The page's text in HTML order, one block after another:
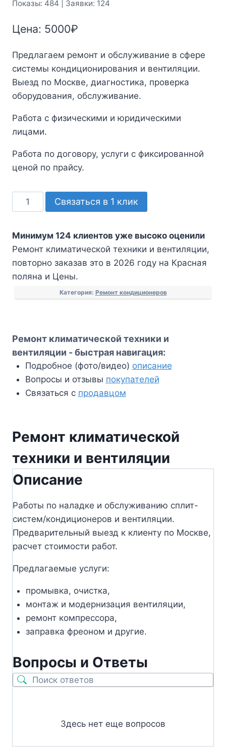
Показы: 484 | Заявки: 124
Цена: 5000₽
Предлагаем ремонт и обслуживание в сфере
системы кондиционирования и вентиляции.
Выезд по Москве, диагностика, проверка
оборудования, обслуживание.
Работа с физическими и юридическими
лицами.
Работа по договору, услуги с фиксированной
ценой по прайсу.
Количество
товара
климатической
техники
и
вентиляции
Связаться в 1 клик
Минимум 124 клиентов уже высоко оценили
Ремонт климатической техники и вентиляции,
повторно заказав это в 2026 году на Красная
поляна и Цены.
Категория: Ремонт кондиционеров
Ремонт климатической техники и
вентиляции - быстрая навигация:
Подробное (фото/видео) описание
Вопросы и отзывы покупателей
Связаться с продавцом
Ремонт климатической
техники и вентиляции
Описание
Работы по наладке и обслуживанию сплит-
систем/кондиционеров и вентиляции.
Предварительный выезд к клиенту по Москве,
расчет стоимости работ.
Предлагаемые услуги:
промывка, очистка,
монтаж и модернизация вентиляции,
ремонт компрессора,
заправка фреоном и другие.
Вопросы и Ответы
Здесь нет еще вопросов